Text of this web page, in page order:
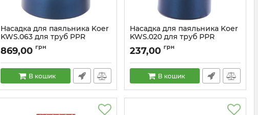
Насадка для паяльника Koer
KWS.063 для труб PPR
Артикул: KA0016
869,00 грн
В кошик
Насадка для паяльника Koer
KWS.020 для труб PPR
Артикул: KA0011
237,00 грн
В кошик